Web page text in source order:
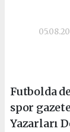
Futbolda
spor
Yazarları